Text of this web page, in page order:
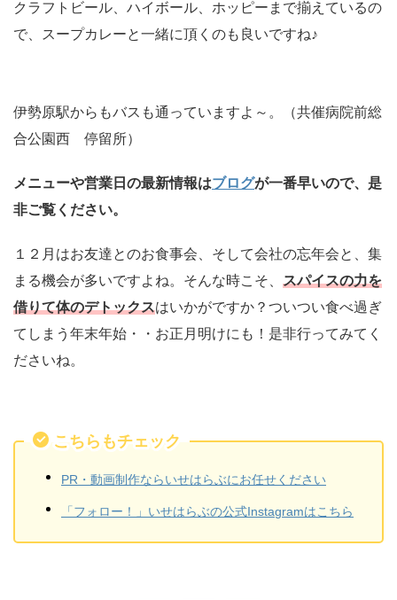
クラフトビール、ハイボール、ホッピーまで揃えているの
で、スープカレーと一緒に頂くのも良いですね♪
伊勢原駅からもバスも通っていますよ～。（共催病院前総
合公園西 停留所）
メニューや営業日の最新情報はブログが一番早いので、是
非ご覧ください。
１２月はお友達とのお食事会、そして会社の忘年会と、集
まる機会が多いですよね。そんな時こそ、 スパイスの力を
借りて体のデトックスはいかがですか？ついつい食べ過ぎ
てしまう年末年始・・お正月明けにも！是非行ってみてく
ださいね。
こちらもチェック
PR・動画制作ならいせはらぶにお任せください
「フォロー！」いせはらぶの公式Instagramはこちら